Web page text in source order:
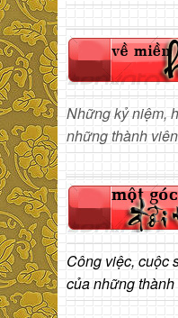
Những kỷ niệm,
những thành
Công việc, cuộc
của những